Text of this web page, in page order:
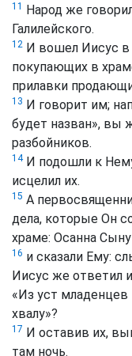
11 Народ же
Галилейского.
12 И вошел Иисус в
покупающих в
прилавки
13 И говорит им;
будет назван», вы
разбойников.
14И подошли к
исцелил их.
15 А
дела, которые Он
храме: Осанна
16 и сказали Ему:
Иисус же ответил
«Из уст
хвалу»?
17 И оставив их,
там ночь.